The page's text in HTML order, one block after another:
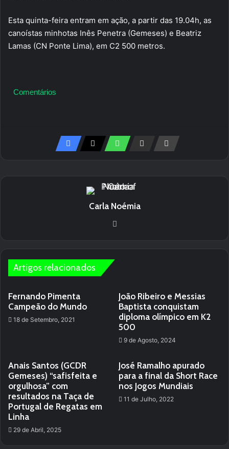
Esta quinta-feira entram em ação, a partir das 19.04h, as
canoístas minhotas Inês Penetra (Gemeses) e Beatriz
Lamas (CN Ponte Lima), em C2 500 metros.
Comentários
Carla Noémia
Artigos relacionados
Fernando Pimenta
Campeão do Mundo
18 de Setembro, 2021
João Ribeiro e Messias
Baptista conquistam
diploma olímpico em K2
500
9 de Agosto, 2024
Anais Santos (GCDR
Gemeses) “safisfeita e
orgulhosa” com
resultados na Taça de
Portugal de Regatas em
Linha
29 de Abril, 2025
José Ramalho apurado
para a final da Short Race
nos Jogos Mundiais
11 de Julho, 2022